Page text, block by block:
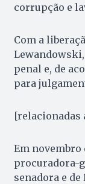
corrupção e
Com a
penal e, de
para
[relacionadas
Em novembro
procuradora-
senadora e de